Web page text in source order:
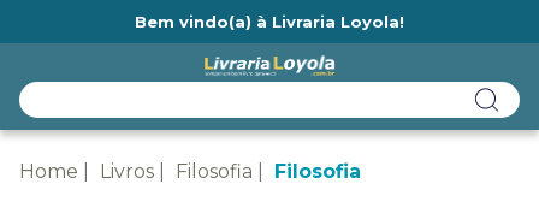
Bem vindo(a) à Livraria Loyola!
Home Livros Filosofia Filosofia